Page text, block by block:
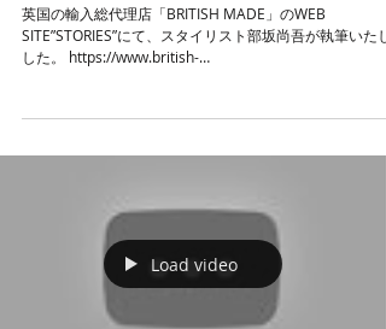
英国の輸入総代理店「BRITISH MADE」のWEB
SITE”STORIES”にて、スタイリスト部坂尚吾が執筆いた
した。 https://www.british-
Load video